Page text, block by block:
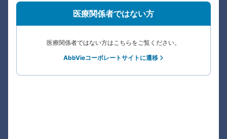
医療関係者ではない方
医療関係者ではない方はこちらをご覧ください。
AbbVieコーポレートサイトに遷移